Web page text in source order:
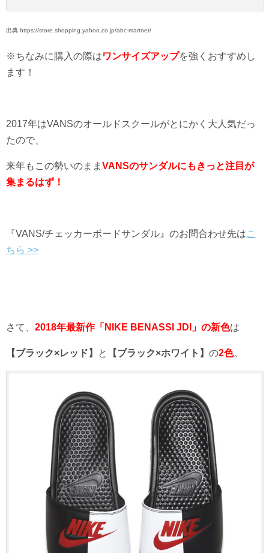
出典 https://store.shopping.yahoo.co.jp/abc-martnet/
※ちなみに購入の際はワンサイズアップを強くおすすめし
ます！
2017年はVANSのオールドスクールがとにかく大人気だっ
たので、
来年もこの勢いのまま VANSのサンダルにもきっと注目が
集まるはず！
『VANS/チェッカーボードサンダル』 のお問合わせ先はこ
ちら >>
さて、 2018年最新作「NIKE BENASSI JDI」の新色は
【ブラック×レッド】 と 【ブラック×ホワイト】 の2色。